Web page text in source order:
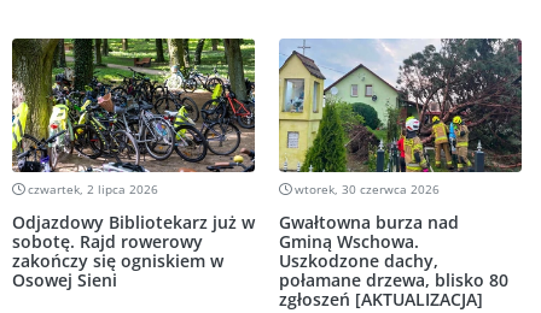
czwartek, 2 lipca 2026
Odjazdowy Bibliotekarz już w
sobotę. Rajd rowerowy
zakończy się ogniskiem w
Osowej Sieni
wtorek, 30 czerwca 2026
Gwałtowna burza nad
Gminą Wschowa.
Uszkodzone dachy,
połamane drzewa, blisko 80
zgłoszeń [AKTUALIZACJA]